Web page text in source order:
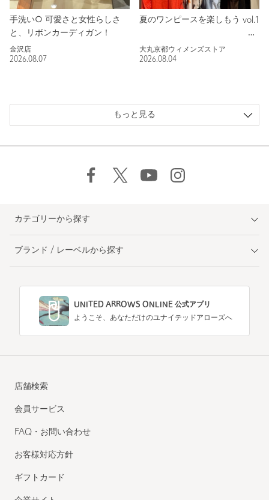
手洗い○ 可愛さと女性らしさ
と、リボンカーディガン！
金沢店
2026.08.07
夏のワンピースを楽しもう vol.1
大丸京都ウィメンズストア
2026.08.04
もっと見る
カテゴリーから探す
ブランド / レーベルから探す
UNITED ARROWS ONLINE 公式アプリ
ようこそ、あなただけのユナイテッドアローズへ
店舗検索
会員サービス
FAQ・お問い合わせ
お客様対応方針
ギフトカード